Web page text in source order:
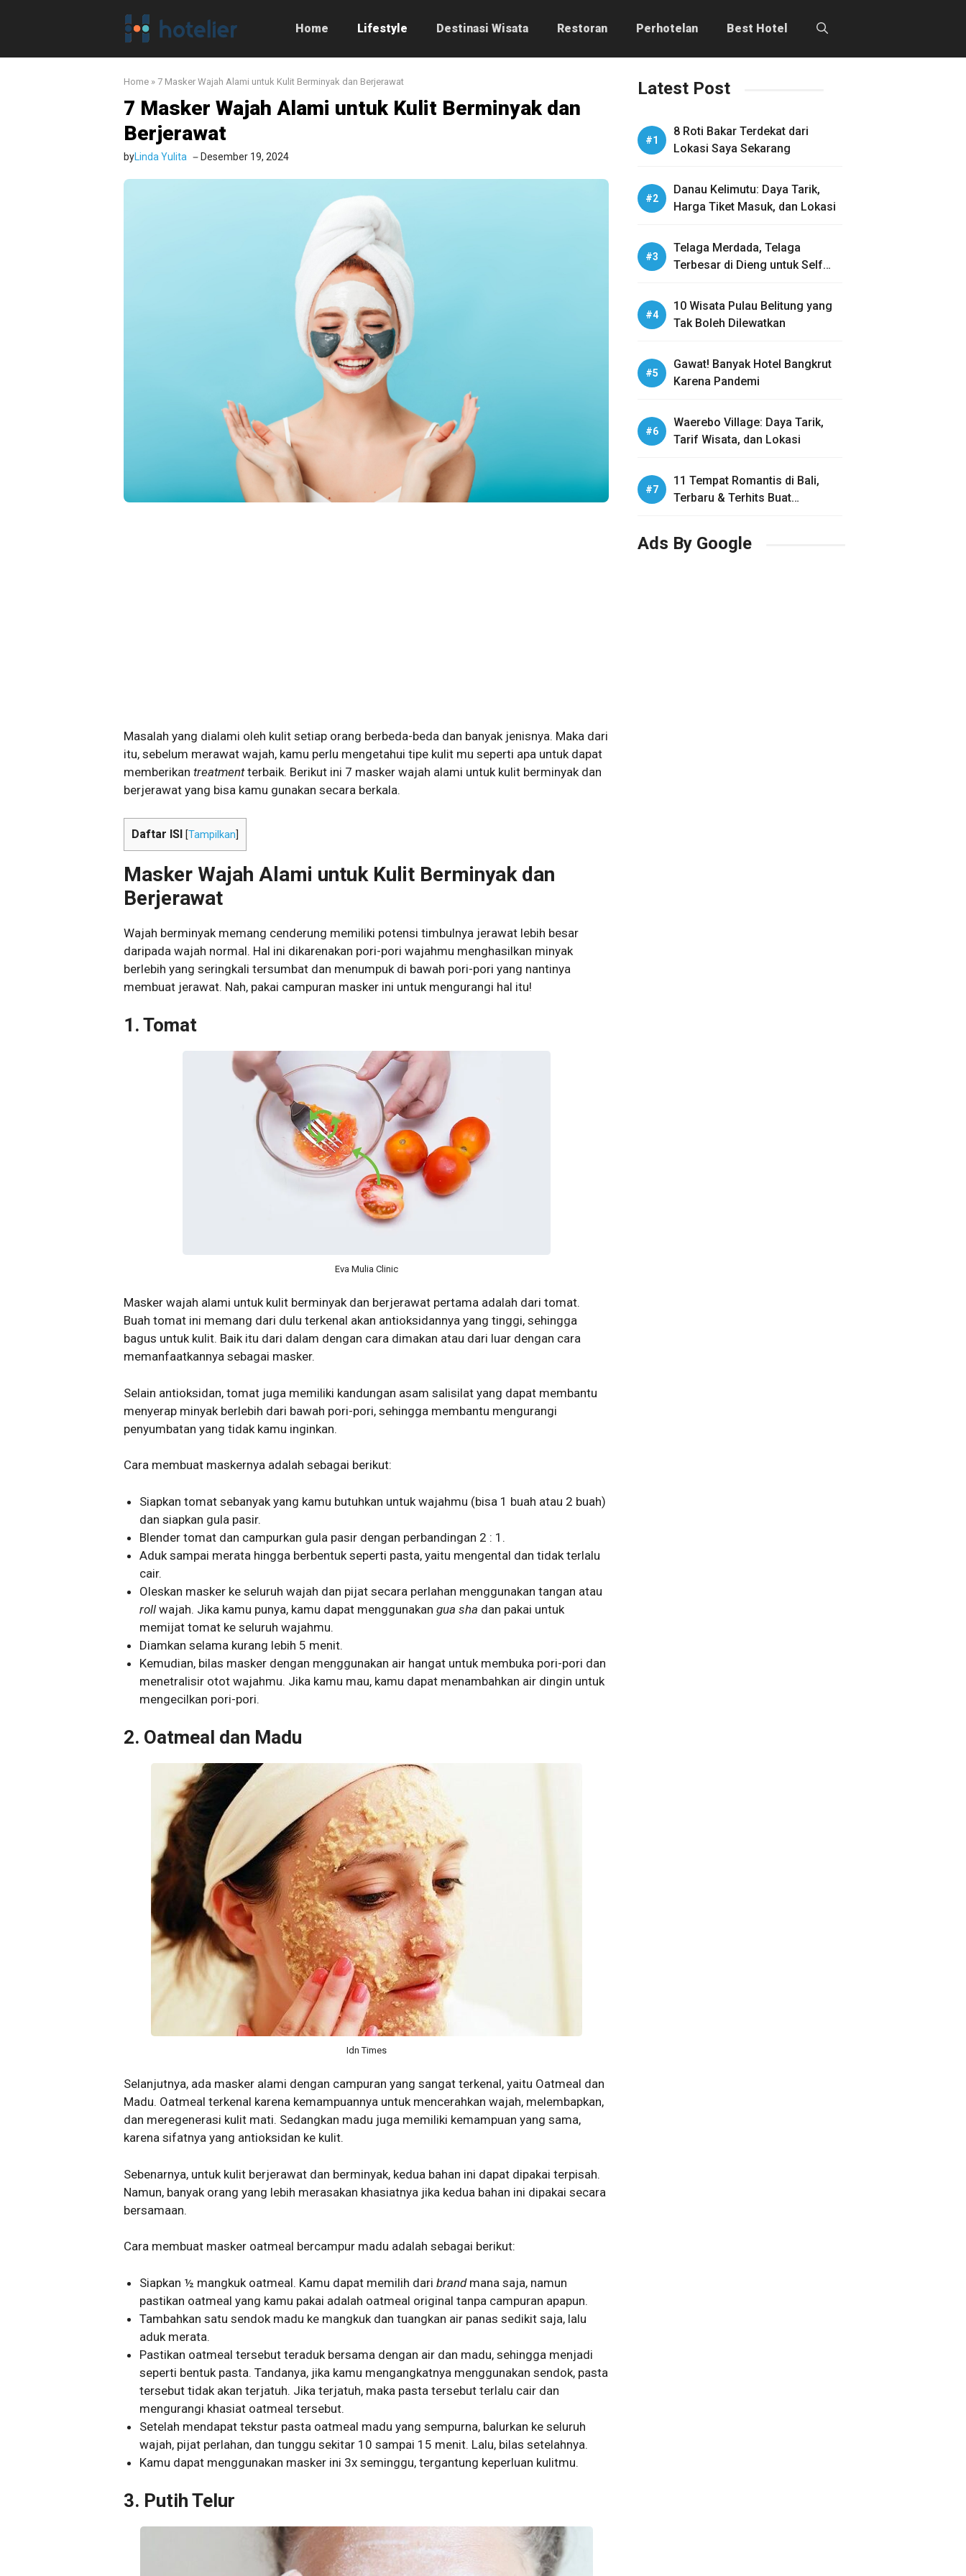
Home Lifestyle Destinasi Wisata Restoran Perhotelan Best Hotel
Home » 7 Masker Wajah Alami untuk Kulit Berminyak dan Berjerawat
7 Masker Wajah Alami untuk Kulit Berminyak dan
Berjerawat
byLinda Yulita Desember 19, 2024
Masalah yang dialami oleh kulit setiap orang berbeda-beda dan banyak jenisnya. Maka dari
itu, sebelum merawat wajah, kamu perlu mengetahui tipe kulit mu seperti apa untuk dapat
memberikan treatmentterbaik. Berikut ini 7 masker wajah alami untuk kulit berminyak dan
berjerawat yang bisa kamu gunakan secara berkala.
Daftar ISI [Tampilkan
Masker Wajah Alami untuk Kulit Berminyak dan
Berjerawat
Wajah berminyak memang cenderung memiliki potensi timbulnya jerawat lebih besar
daripada wajah normal. Hal ini dikarenakan pori-pori wajahmu menghasilkan minyak
berlebih yang seringkali tersumbat dan menumpuk di bawah pori-pori yang nantinya
membuat jerawat. Nah, pakai campuran masker ini untuk mengurangi hal itu!
1. Tomat
Eva Mulia Clinic
Masker wajah alami untuk kulit berminyak dan berjerawat pertama adalah dari tomat.
Buah tomat ini memang dari dulu terkenal akan antioksidannya yang tinggi, sehingga
bagus untuk kulit. Baik itu dari dalam dengan cara dimakan atau dari luar dengan cara
memanfaatkannya sebagai masker.
Selain antioksidan, tomat juga memiliki kandungan asam salisilat yang dapat membantu
menyerap minyak berlebih dari bawah pori-pori, sehingga membantu mengurangi
penyumbatan yang tidak kamu inginkan.
Cara membuat maskernya adalah sebagai berikut:
Siapkan tomat sebanyak yang kamu butuhkan untuk wajahmu (bisa 1 buah atau 2 buah)
dan siapkan gula pasir.
Blender tomat dan campurkan gula pasir dengan perbandingan 2 : 1.
Aduk sampai merata hingga berbentuk seperti pasta, yaitu mengental dan tidak terlalu
cair.
Oleskan masker ke seluruh wajah dan pijat secara perlahan menggunakan tangan atau
rollwajah. Jika kamu punya, kamu dapat menggunakangua sha dan pakai untuk
memijat tomat ke seluruh wajahmu.
Diamkan selama kurang lebih 5 menit.
Kemudian, bilas masker dengan menggunakan air hangat untuk membuka pori-pori dan
menetralisir otot wajahmu. Jika kamu mau, kamu dapat menambahkan air dingin untuk
mengecilkan pori-pori.
2. Oatmeal dan Madu
Idn Times
Selanjutnya, ada masker alami dengan campuran yang sangat terkenal, yaitu Oatmeal dan
Madu. Oatmeal terkenal karena kemampuannya untuk mencerahkan wajah, melembapkan,
dan meregenerasi kulit mati. Sedangkan madu juga memiliki kemampuan yang sama,
karena sifatnya yang antioksidan ke kulit.
Sebenarnya, untuk kulit berjerawat dan berminyak, kedua bahan ini dapat dipakai terpisah.
Namun, banyak orang yang lebih merasakan khasiatnya jika kedua bahan ini dipakai secara
bersamaan.
Cara membuat masker oatmeal bercampur madu adalah sebagai berikut:
Siapkan ½ mangkuk oatmeal. Kamu dapat memilih daribrandmana saja, namun
pastikan oatmeal yang kamu pakai adalah oatmeal original tanpa campuran apapun.
Tambahkan satu sendok madu ke mangkuk dan tuangkan air panas sedikit saja, lalu
aduk merata.
Pastikan oatmeal tersebut teraduk bersama dengan air dan madu, sehingga menjadi
seperti bentuk pasta. Tandanya, jika kamu mengangkatnya menggunakan sendok, pasta
tersebut tidak akan terjatuh. Jika terjatuh, maka pasta tersebut terlalu cair dan
mengurangi khasiat oatmeal tersebut.
Setelah mendapat tekstur pasta oatmeal madu yang sempurna, balurkan ke seluruh
wajah, pijat perlahan, dan tunggu sekitar 10 sampai 15 menit. Lalu, bilas setelahnya.
Kamu dapat menggunakan masker ini 3x seminggu, tergantung keperluan kulitmu.
3. Putih Telur
Latest Post
8 Roti Bakar Terdekat dari
Lokasi Saya Sekarang
Danau Kelimutu: Daya Tarik,
Harga Tiket Masuk, dan Lokasi
Telaga Merdada, Telaga
Terbesar di Dieng untuk Self
10 Wisata Pulau Belitung yang
Tak Boleh Dilewatkan
Gawat! Banyak Hotel Bangkrut
Karena Pandemi
Waerebo Village: Daya Tarik,
Tarif Wisata, dan Lokasi
11 Tempat Romantis di Bali,
Terbaru & Terhits Buat
Ads By Google